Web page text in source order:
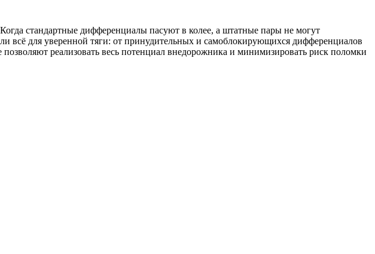
стандартные дифференциалы пасуют в колее, а штатные пары не могут
всё для уверенной тяги: от принудительных и самоблокирующихся дифференциалов
реализовать весь потенциал внедорожника и минимизировать риск поломки